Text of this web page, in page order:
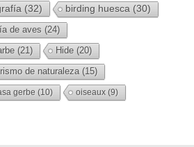
(32) birding huesca(30)
de aves (24)
(21) Hide(20)
de naturaleza(15)
gerbe (10) oiseaux(9)